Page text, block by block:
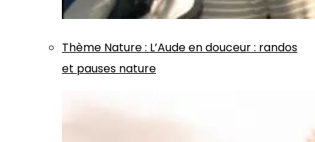
Thème Nature: L’Aude en douceur : randos
et pauses nature